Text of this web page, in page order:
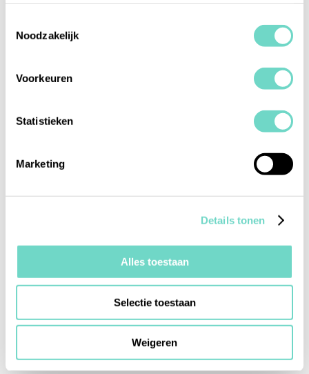
Noodzakelijk
Voorkeuren
Statistieken
Marketing
Details tonen
Alles toestaan
Selectie toestaan
Weigeren